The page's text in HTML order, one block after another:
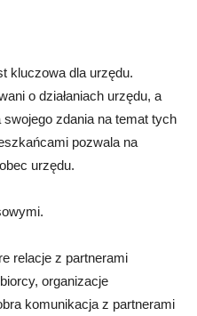
kluczowa dla urzędu.
o działaniach urzędu, a
zdania na temat tych
pozwala na
urzędu.
relacje z partnerami
organizacje
komunikacja z partnerami